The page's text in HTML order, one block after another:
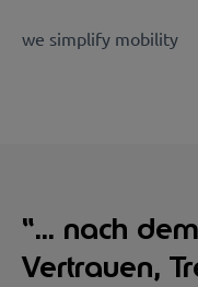
we simplify mobility
“... nach
Vertrauen,